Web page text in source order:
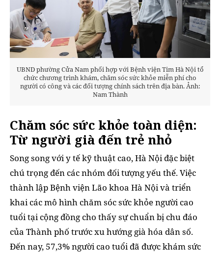
UBND phường Cửa Nam phối hợp với Bệnh viện Tim Hà Nội tổ
chức chương trình khám, chăm sóc sức khỏe miễn phí cho
người có công và các đối tượng chính sách trên địa bàn. Ảnh:
Nam Thành
Chăm sóc sức khỏe toàn diện:
Từ người già đến trẻ nhỏ
Song song với y tế kỹ thuật cao, Hà Nội đặc biệt
chú trọng đến các nhóm đối tượng yếu thế. Việc
thành lập Bệnh viện Lão khoa Hà Nội và triển
khai các mô hình chăm sóc sức khỏe người cao
tuổi tại cộng đồng cho thấy sự chuẩn bị chu đáo
của Thành phố trước xu hướng già hóa dân số.
Đến nay, 57,3% người cao tuổi đã được khám sức